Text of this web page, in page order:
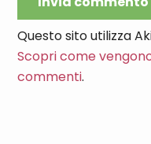
Questo sito utilizza
Scopri come
commenti.